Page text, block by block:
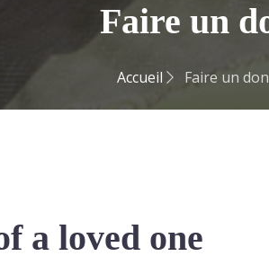
Faire un
Accueil Faire un don
a loved one